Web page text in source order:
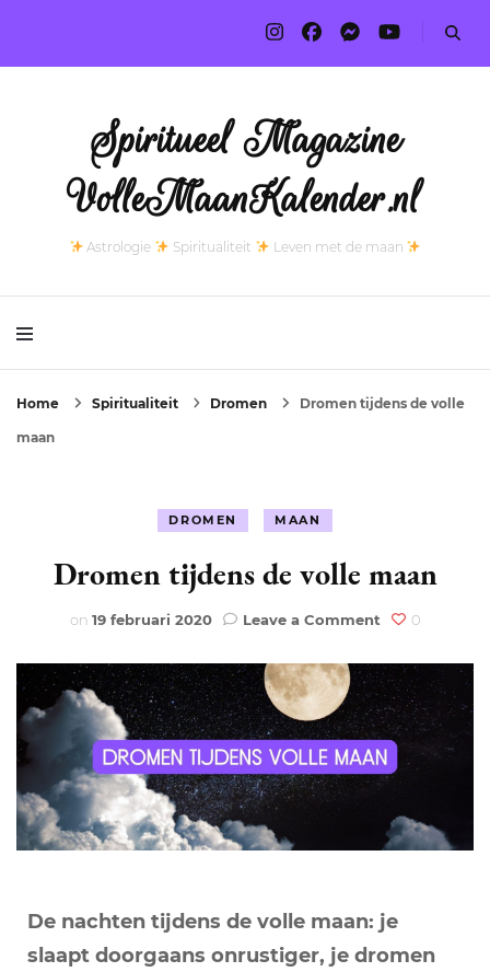
Spiritueel Magazine
VolleMaanKalender.nl
Astrologie Spiritualiteit Leven met de maan
Home Spiritualiteit Dromen Dromen tijdens de volle
maan
DROMEN MAAN
Dromen tijdens de volle maan
on 19 februari 2020 Leave a Commenton
tijdens
de
volle
maan
0
De nachten tijdens de volle maan: je
slaapt doorgaans onrustiger, je dromen